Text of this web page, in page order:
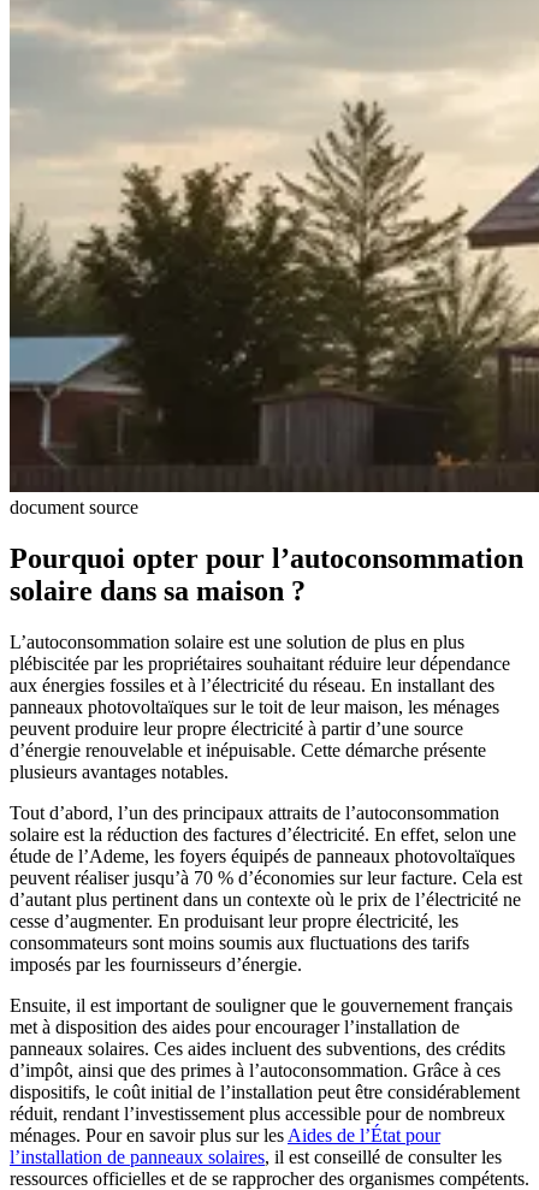
document source
Pourquoi opter pour l’autoconsommation
solaire dans sa maison ?
L’autoconsommation solaire est une solution de plus en plus
plébiscitée par les propriétaires souhaitant réduire leur dépendance
aux énergies fossiles et à l’électricité du réseau. En installant des
panneaux photovoltaïques sur le toit de leur maison, les ménages
peuvent produire leur propre électricité à partir d’une source
d’énergie renouvelable et inépuisable. Cette démarche présente
plusieurs avantages notables.
Tout d’abord, l’un des principaux attraits de l’autoconsommation
solaire est la réduction des factures d’électricité. En effet, selon une
étude de l’Ademe, les foyers équipés de panneaux photovoltaïques
peuvent réaliser jusqu’à 70 % d’économies sur leur facture. Cela est
d’autant plus pertinent dans un contexte où le prix de l’électricité ne
cesse d’augmenter. En produisant leur propre électricité, les
consommateurs sont moins soumis aux fluctuations des tarifs
imposés par les fournisseurs d’énergie.
Ensuite, il est important de souligner que le gouvernement français
met à disposition des aides pour encourager l’installation de
panneaux solaires. Ces aides incluent des subventions, des crédits
d’impôt, ainsi que des primes à l’autoconsommation. Grâce à ces
dispositifs, le coût initial de l’installation peut être considérablement
réduit, rendant l’investissement plus accessible pour de nombreux
ménages. Pour en savoir plus sur les Aides de l’État pour
l’installation de panneaux solaires, il est conseillé de consulter les
ressources officielles et de se rapprocher des organismes compétents.